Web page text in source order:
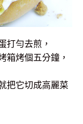
打勻去煎，
箱烤個五分鐘，
把它切成高麗菜